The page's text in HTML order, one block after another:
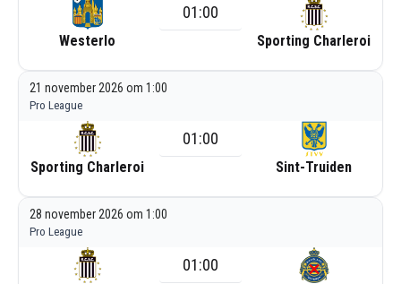
Westerlo
01:00
Sporting Charleroi
21 november 2026 om 1:00
Pro League
Sporting Charleroi
01:00
Sint-Truiden
28 november 2026 om 1:00
Pro League
01:00